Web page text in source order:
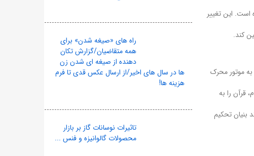
است. این تغییر
کند.
موتور محرک
قرآن را به
بنیان تحکیم
راه های «صیغه شدن» برای
همه متقاضیان/گزارش تکان
دهنده از صیغه ای شدن زن
ها در سال های اخیر/از ارسال عکس قدی تا فرم
هزینه ها!
تاثیرات نوسانات گاز بر بازار
محصولات گالوانیزه و فنس ...